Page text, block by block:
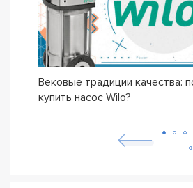
Вековые традиции качества:
купить насос Wilo?